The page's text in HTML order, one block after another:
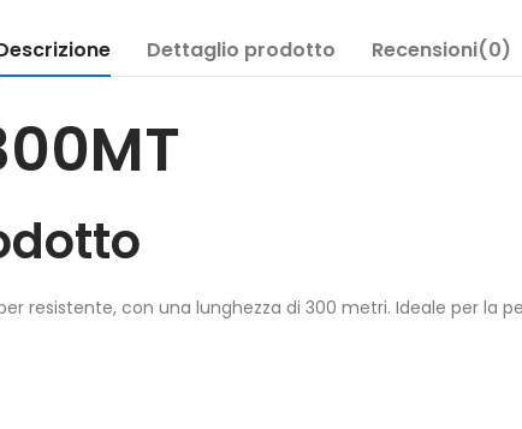
Dettaglio prodotto Recensioni(0)
resistente, con una lunghezza di 300 metri. Ideale per la